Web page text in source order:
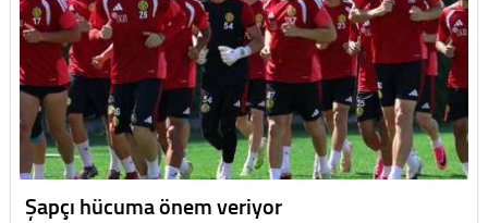
Şapçı hücuma önem veriyor